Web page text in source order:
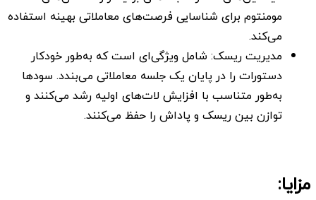
مومنتوم برای شناسایی فرصت‌های معاملاتی بهینه استفاده
می‌کند.
مدیریت ریسک: شامل ویژگی‌ای است که به‌طور خودکار
دستورات را در پایان یک جلسه معاملاتی می‌بندد. سودها
به‌طور متناسب با افزایش لات‌های اولیه رشد می‌کنند و
توازن بین ریسک و پاداش را حفظ می‌کنند.
مزایا: